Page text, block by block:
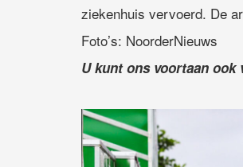
ziekenhuis vervoerd. De
Foto’s: NoorderNieuws
U kunt ons voortaan ook